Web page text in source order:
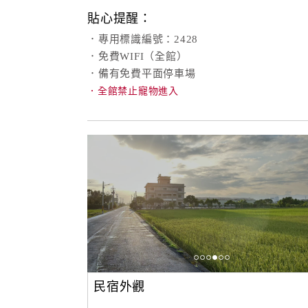
貼心提醒：
．專用標識編號：2428
．免費WIFI（全館）
．備有免費平面停車場
．全館禁止寵物進入
民宿外觀